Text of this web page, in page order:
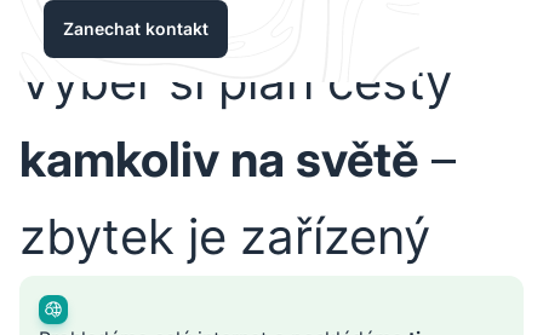
Zanechat kontakt
Vyber si plán cesty
kamkoliv na světě –
zbytek je zařízený